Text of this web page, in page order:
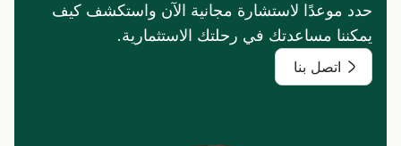
حدد موعدًا لاستشارة مجانية الآن واستكشف كيف
يمكننا مساعدتك في رحلتك الاستثمارية.
اتصل بنا